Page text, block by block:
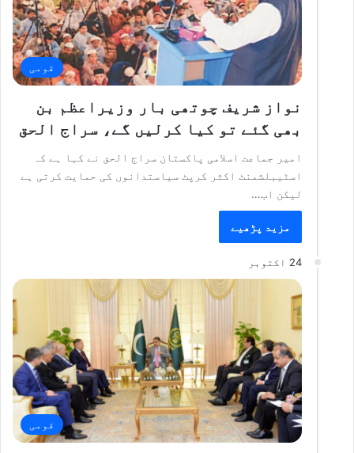
قومی
نواز شریف چوتھی بار وزیراعظم بن
بھی گئے تو کیا کرلیں گے، سراج الحق
امیر جماعت اسلامی پاکستان سراج الحق نے کہا ہے کہ
اسٹیبلشمنٹ اکثر کرپٹ سیاستدانوں کی حمایت کرتی ہے
لیکن اب…
مزید پڑھیے
24 اکتوبر
قومی